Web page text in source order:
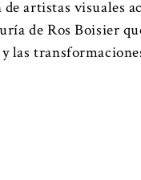
artistas visuales
de Ros Boisier